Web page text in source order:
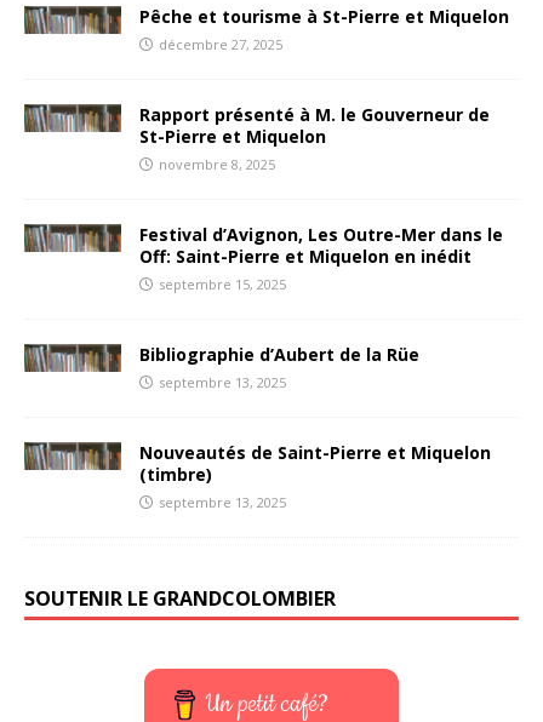
Pêche et tourisme à St-Pierre et Miquelon
décembre 27, 2025
Rapport présenté à M. le Gouverneur de
St-Pierre et Miquelon
novembre 8, 2025
Festival d’Avignon, Les Outre-Mer dans le
Off: Saint-Pierre et Miquelon en inédit
septembre 15, 2025
Bibliographie d’Aubert de la Rüe
septembre 13, 2025
Nouveautés de Saint-Pierre et Miquelon
(timbre)
septembre 13, 2025
SOUTENIR LE GRANDCOLOMBIER
Un petit café?